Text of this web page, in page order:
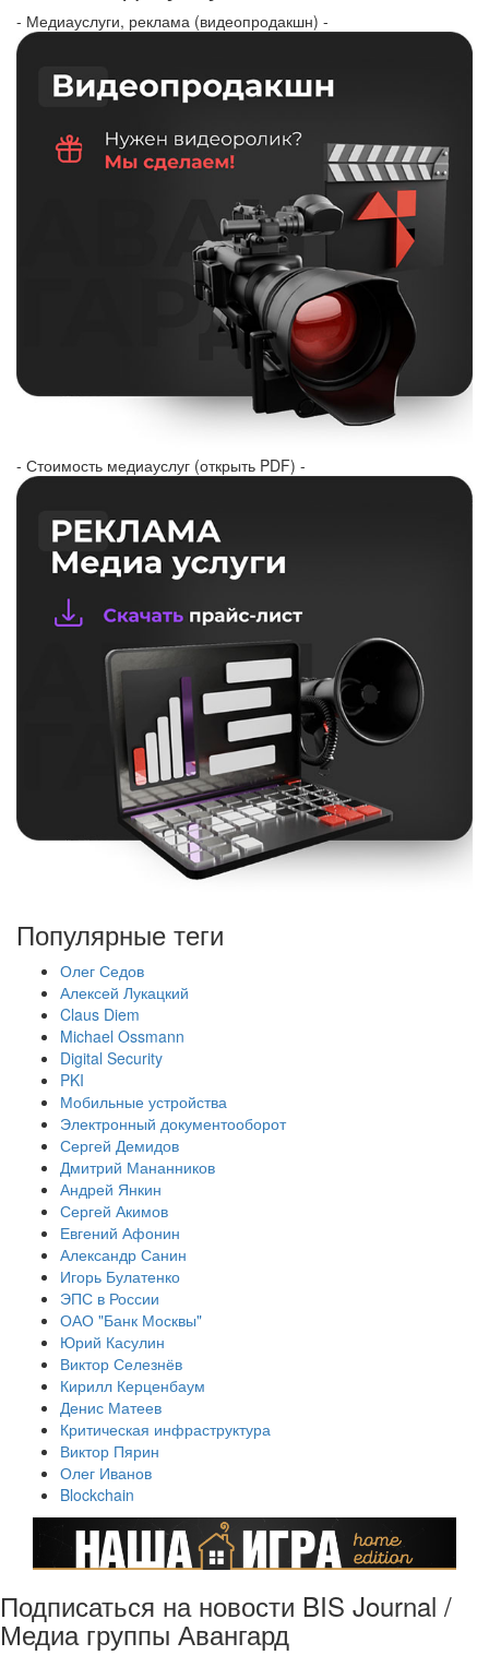
- Медиауслуги, реклама (видеопродакшн) -
- Стоимость медиауслуг (открыть PDF) -
Популярные теги
Олег Седов
Алексей Лукацкий
Claus Diem
Michael Ossmann
Digital Security
PKI
Мобильные устройства
Электронный документооборот
Сергей Демидов
Дмитрий Мананников
Андрей Янкин
Сергей Акимов
Евгений Афонин
Александр Санин
Игорь Булатенко
ЭПС в России
ОАО "Банк Москвы"
Юрий Касулин
Виктор Селезнёв
Кирилл Керценбаум
Денис Матеев
Критическая инфраструктура
Виктор Пярин
Олег Иванов
Blockchain
Подписаться на новости BIS Journal /
Медиа группы Авангард